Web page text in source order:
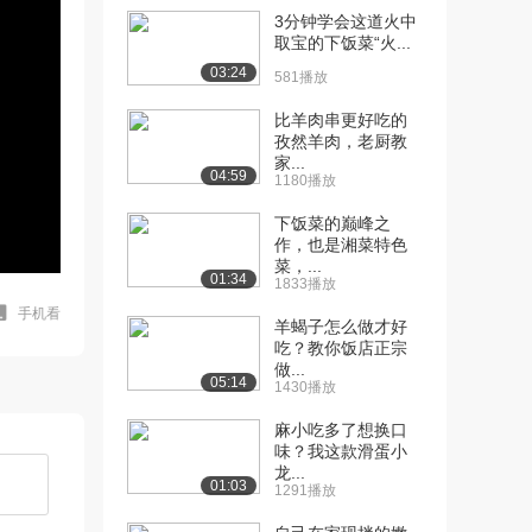
手机看
03:24
3分钟学会这道火中
取宝的下饭菜“火...
581播放
04:59
比羊肉串更好吃的
孜然羊肉，老厨教
家...
1180播放
01:34
下饭菜的巅峰之
作，也是湘菜特色
菜，...
1833播放
05:14
羊蝎子怎么做才好
吃？教你饭店正宗
做...
1430播放
01:03
麻小吃多了想换口
味？我这款滑蛋小
龙...
1291播放